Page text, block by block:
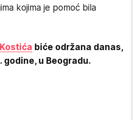
kojima je pomoć bila
biće održana danas,
godine, u Beogradu.